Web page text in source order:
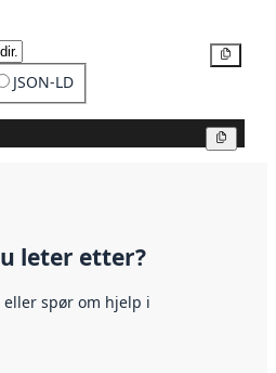
JSON-LD
leter etter?
eller spør om hjelp i